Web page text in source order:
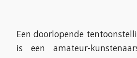
Een doorlopende
is een amateur-